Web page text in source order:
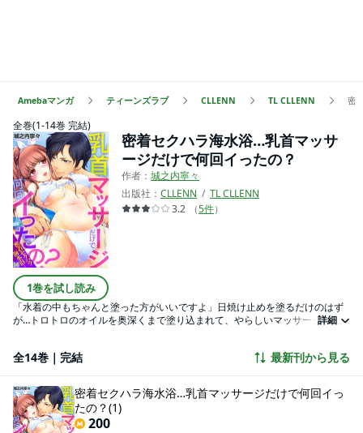
Amebaマンガ ティーンズラブ CLLENN TL CLLENN 密
全巻(1-14巻 完結)
1巻を試し読み
密着セクハラ海水浴…乳首マッサ
ージだけで何回イったの？
作者： 城之内寧々
出版社： CLLENN
TL CLLENN
3.2
（5件）
「水着の中もちゃんと塗った方がいいですよ」日焼け止めを塗るだけのはず
が…トロトロのオイルを奥深くまで塗り込まれて、やらしいマッサージでイ
することに。塗りながらマッサージしてくれていた手が、気づけば水着の中
もカラダもはちきれそう…！なのにオイルまみれの私は気持ち良すぎてアソ
コまでびっしょり。どうしよう…もう乳首だけじゃ足りない…！！
詳細
全14巻｜完結 最新刊から見る
密着セクハラ海水浴…乳首マッサージだけで何回イっ
たの？(1)
200